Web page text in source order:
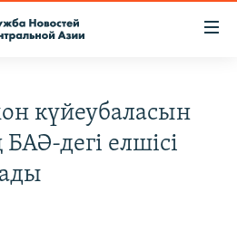
күйеубаласын
дегі елшісі